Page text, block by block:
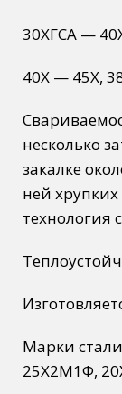
30ХГСА —
40Х — 45Х,
несколько
закалке
ней хрупких
технология
Марки
25Х2М1Ф,